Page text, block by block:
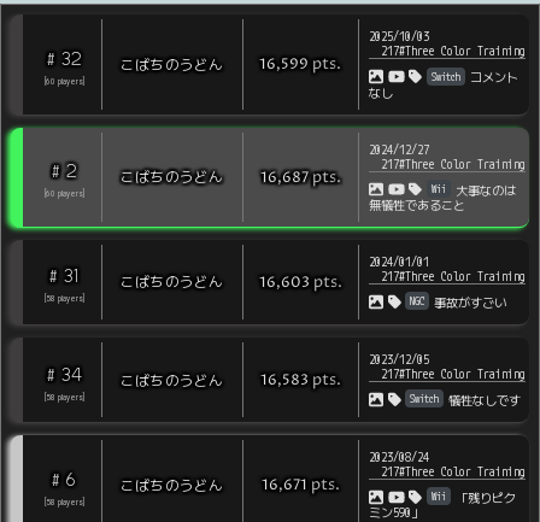
# 32
60 players
こばちのうどん 16,599 pts.
2025/10/03
217#Three Color Training
Switch
コメント
なし
# 2
60 players
こばちのうどん 16,687pts.
2024/12/27
217#Three Color Training
Wii
大事なのは
無犠牲であること
# 31
58 players
こばちのうどん 16,603 pts.
2024/01/01
217#Three Color Training
NGC 事故がすごい
# 34
58 players
こばちのうどん 16,583 pts.
2023/12/05
217#Three Color Training
Switch 犠牲なしです
# 6
58 players
こばちのうどん 16,671 pts.
2023/08/24
217#Three Color Training
Wii
「残りピク
ミン590」